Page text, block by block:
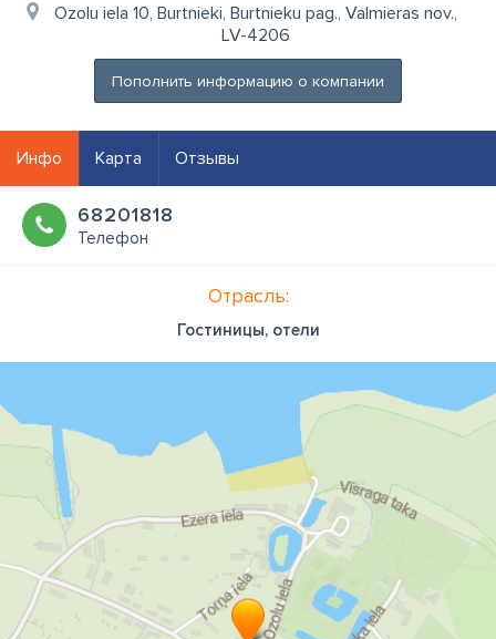
Ozolu iela 10, Burtnieki, Burtnieku pag., Valmieras nov.,
LV-4206
Пополнить информацию о компании
Инфо Карта Отзывы
68201818
Телефон
Отрасль:
Гостиницы, отели